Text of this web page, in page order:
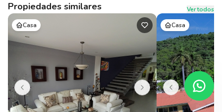
Propiedades similares
Ver todos
Casa
Casa